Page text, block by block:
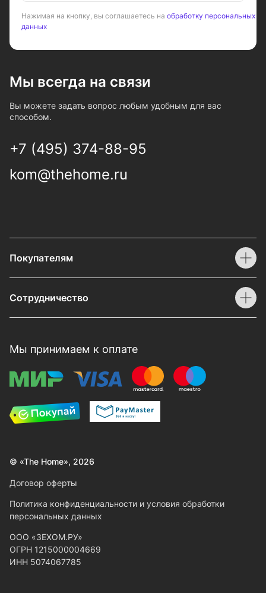
Нажимая на кнопку, вы соглашаетесь на обработку персональных
данных
Мы всегда на связи
Вы можете задать вопрос любым удобным для вас
способом.
+7 (495) 374-88-95
kom@thehome.ru
Покупателям
Сотрудничество
Мы принимаем к оплате
© «The Home», 2026
Договор оферты
Политика конфиденциальности и условия обработки
персональных данных
ООО «ЗЕХОМ.РУ»
ОГРН 1215000004669
ИНН 5074067785